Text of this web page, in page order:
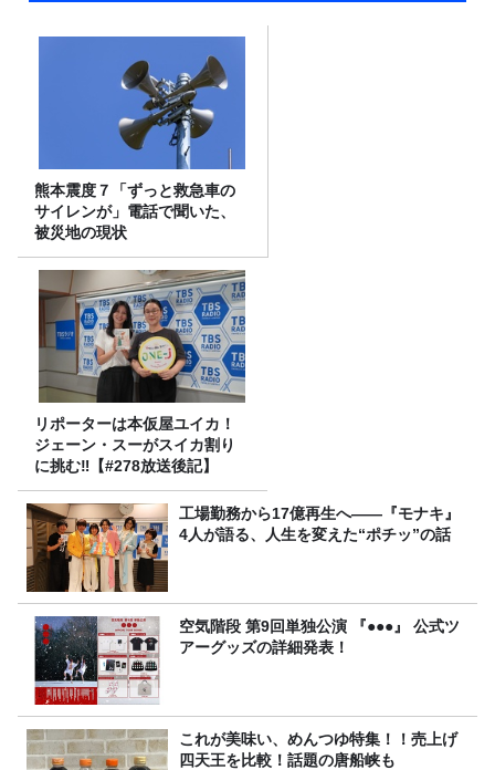
熊本震度７「ずっと救急車の
サイレンが」電話で聞いた、
被災地の現状
リポーターは本仮屋ユイカ！
ジェーン・スーがスイカ割り
に挑む‼【#278放送後記】
工場勤務から17億再生へ——『モナキ』
4人が語る、人生を変えた“ポチッ”の話
空気階段 第9回単独公演 『●●●』 公式ツ
アーグッズの詳細発表！
これが美味い、めんつゆ特集！！売上げ
四天王を比較！話題の唐船峡も